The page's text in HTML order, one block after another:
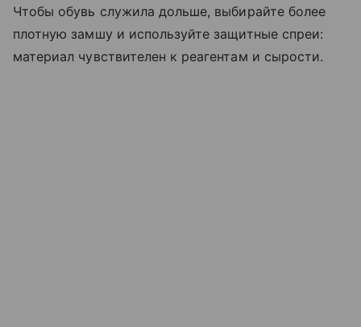
Чтобы обувь служила дольше, выбирайте более
плотную замшу и используйте защитные спреи:
материал чувствителен к реагентам и сырости.